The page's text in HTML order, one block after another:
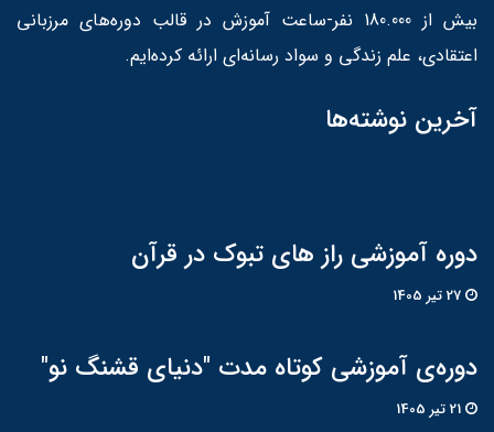
بیش از 180.000 نفر-ساعت آموزش در قالب دوره‌های مرزبانی
اعتقادی، علم زندگی و سواد رسانه‌ای ارائه کرده‌ایم.
آخرین نوشته‌ها
دوره آموزشی راز های تبوک در قرآن
دوره‌ی آموزشی کوتاه مدت "دنیای قشنگ نو"